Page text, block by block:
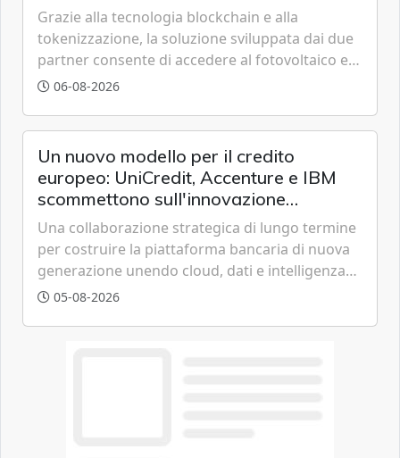
Grazie alla tecnologia blockchain e alla
tokenizzazione, la soluzione sviluppata dai due
partner consente di accedere al fotovoltaico e
all'eolico ottenendo risparmi diretti in bolletta,
06-08-2026
Un nuovo modello per il credito
europeo: UniCredit, Accenture e IBM
scommettono sull'innovazione
tecnologica
Una collaborazione strategica di lungo termine
per costruire la piattaforma bancaria di nuova
generazione unendo cloud, dati e intelligenza
artificiale.
05-08-2026